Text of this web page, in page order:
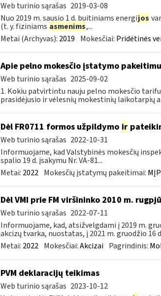
Web turinio sąrašas 2019-03-08
Nuo 2019 m. sausio 1 d. buitiniams energijos
(t. y. fiziniams asmenims,...
Metai (Archyvas): 2019 Mokesčiai: Pridėtinės
Apie pelno mokesčio įstatymo
Web turinio sąrašas 2025-09-02
1. Kokiu patvirtintu nauju pelno mokesčio
prasidėjusio ir vėlesnių mokestinių laikotarpių
Dėl FR0711 formos užpildymo ir
Web turinio sąrašas 2022-10-31
Informuojame, kad Valstybinės mokesčių
spalio 19 d. įsakymu Nr. VA-81...
Metai: 2022 Mokesčių įstatymų pakeitimai:
Dėl VMI prie FM viršininko 2010 m.
Web turinio sąrašas 2022-07-11
Informuojame, kad, atsižvelgdami į 2019 m.
akcizų tvarka, nuostatas, į 2021 m. gruodžio 16
Metai: 2022 Mokesčiai:Akcizai Pagrindinis:
PVM deklaracijų teikimas
Web turinio sąrašas 2023-10-12